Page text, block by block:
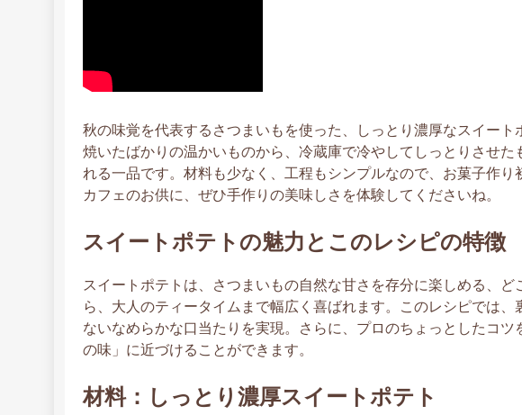
秋の味覚を代表するさつまいもを使った、しっとり濃厚なスイー
焼いたばかりの温かいものから、冷蔵庫で冷やしてしっとりさせ
れる一品です。材料も少なく、工程もシンプルなので、お菓子作
カフェのお供に、ぜひ手作りの美味しさを体験してくださいね。
スイートポテトの魅力とこのレシピの特徴
スイートポテトは、さつまいもの自然な甘さを存分に楽しめる、
ら、大人のティータイムまで幅広く喜ばれます。このレシピでは
ないなめらかな口当たりを実現。さらに、プロのちょっとしたコ
の味」に近づけることができます。
材料：しっとり濃厚スイートポテト